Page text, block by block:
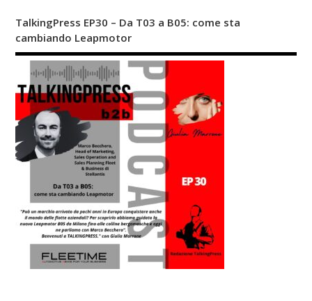
TalkingPress EP30 – Da T03 a B05: come sta
cambiando Leapmotor